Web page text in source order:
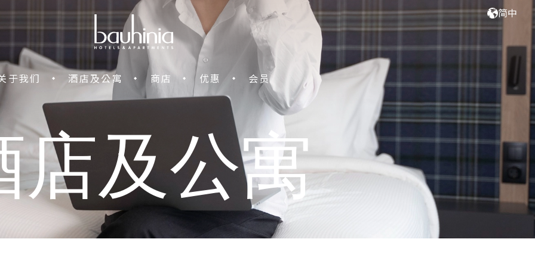
简中
于我们 酒店及公寓 商店 优惠 会员
店及公寓